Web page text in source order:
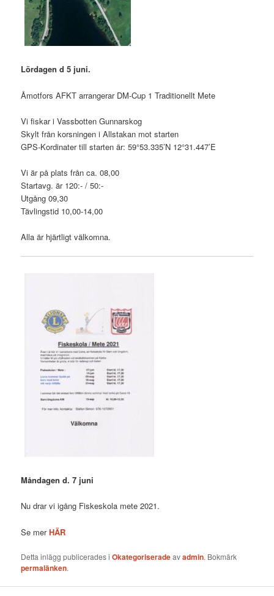
Lördagen d 5 juni.
Åmotfors AFKT arrangerar DM-Cup 1 Traditionellt Mete
Vi fiskar i Vassbotten Gunnarskog
Skylt från korsningen i Allstakan mot starten
GPS-Kordinater till starten är: 59°53.335’N 12°31.447’E
Vi är på plats från ca. 08,00
Startavg. är 120:- / 50:-
Utgång 09,30
Tävlingstid 10,00-14,00
Alla är hjärtligt välkomna.
Måndagen d. 7 juni
Nu drar vi igång Fiskeskola mete 2021.
Se merHÄR
Detta inlägg publicerades iOkategoriseradeavadmin. Bokmärk
permalänken.